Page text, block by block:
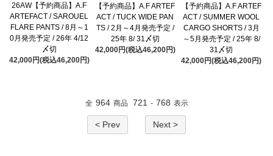
26AW【予約商品】A.F
ARTEFACT / SAROUEL
FLARE PANTS / 8月～1
0月発売予定 / 26年 4/12
〆切
42,000円(税込46,200円)
【予約商品】A.F ARTEF
ACT / TUCK WIDE PAN
TS / 2月～4月発売予定 /
25年 8/ 31〆切
42,000円(税込46,200円)
【予約商品】A.F ARTEF
ACT / SUMMER WOOL
CARGO SHORTS / 3月
～5月発売予定 / 25年 8/
31〆切
42,000円(税込46,200円)
全 964 商品 721 - 768 表示
< Prev Next >